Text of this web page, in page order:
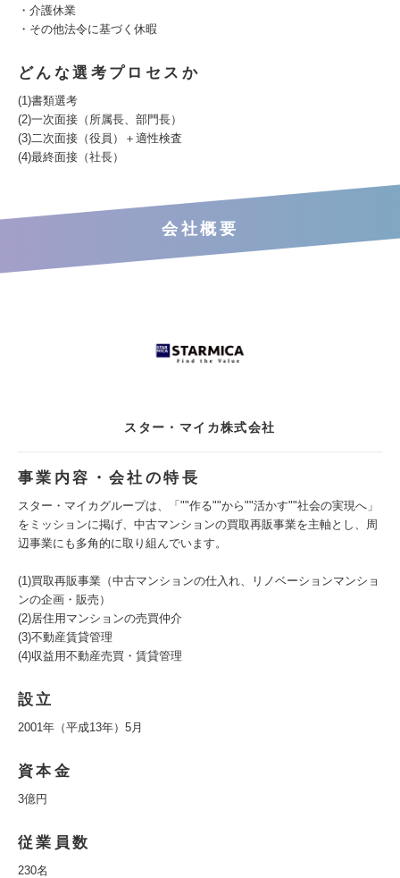
・介護休業
・その他法令に基づく休暇
どんな選考プロセスか
(1)書類選考
(2)一次面接（所属長、部門長）
(3)二次面接（役員）＋適性検査
(4)最終面接（社長）
会社概要
スター・マイカ株式会社
事業内容・会社の特長
スター・マイカグループは、「""作る""から""活かす""社会の実現へ」
をミッションに掲げ、中古マンションの買取再販事業を主軸とし、周
辺事業にも多角的に取り組んでいます。
(1)買取再販事業（中古マンションの仕入れ、リノベーションマンショ
ンの企画・販売）
(2)居住用マンションの売買仲介
(3)不動産賃貸管理
(4)収益用不動産売買・賃貸管理
設立
2001年（平成13年）5月
資本金
3億円
従業員数
230名